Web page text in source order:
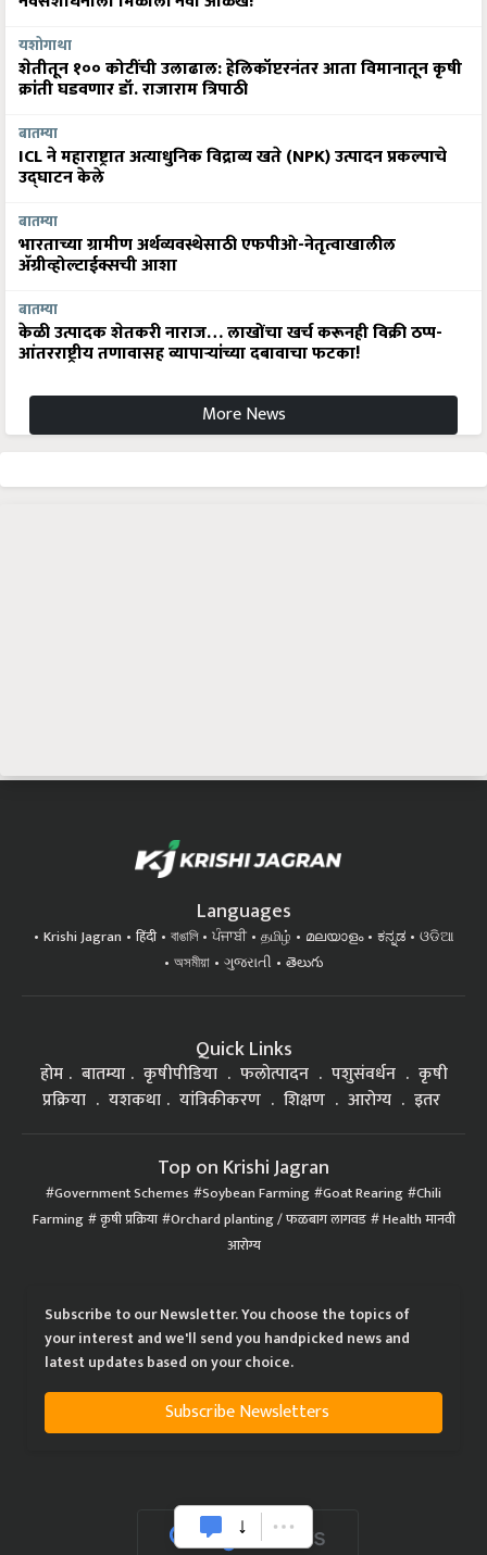
यशोगाथा
शेतीतून १०० कोटींची उलाढाल: हेलिकॉप्टरनंतर आता विमानातून कृषी
क्रांती घडवणार डॉ. राजाराम त्रिपाठी
बातम्या
ICL ने महाराष्ट्रात अत्याधुनिक विद्राव्य खते (NPK) उत्पादन प्रकल्पाचे
उद्घाटन केले
बातम्या
भारताच्या ग्रामीण अर्थव्यवस्थेसाठी एफपीओ-नेतृत्वाखालील
अ‍ॅग्रीव्होल्टाईक्सची आशा
बातम्या
केळी उत्पादक शेतकरी नाराज… लाखोंचा खर्च करूनही विक्री ठप्प-
आंतरराष्ट्रीय तणावासह व्यापाऱ्यांच्या दबावाचा फटका!
More News
Languages
Krishi Jagran हिंदी বাঙালি ਪੰਜਾਬੀ தமிழ் മലയാളം ಕನ್ನಡ
ଓଡିଆ
অসমীয়া
ગુજરાતી తెలుగు
Quick Links
होम बातम्या कृषीपीडिया फलोत्पादन पशुसंवर्धन
कृषी
प्रक्रिया
यशकथा यांत्रिकीकरण शिक्षण आरोग्य इतर
Top on Krishi Jagran
Government Schemes Soybean Farming Goat Rearing Chili
Farming कृषी प्रक्रिया Orchard planting / फळबाग लागवड Health मानवी
आरोग्य
Subscribe to our Newsletter. You choose the topics of
your interest and we'll send you handpicked news and
latest updates based on your choice.
Subscribe Newsletters